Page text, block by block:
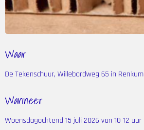
Waar
De Tekenschuur, Willebordweg 65 in Renkum
Wanneer
Woensdagochtend 15 juli 2026 van 10-12 uur